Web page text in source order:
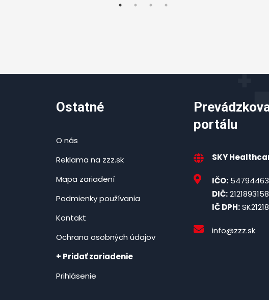
Ostatné
O nás
Reklama na zzz.sk
Mapa zariadení
Podmienky používania
Kontakt
Ochrana osobných údajov
+ Pridať zariadenie
Prihlásenie
portálu
SKY
IČO:
DIČ:
IČ DPH:
info@zzz.sk